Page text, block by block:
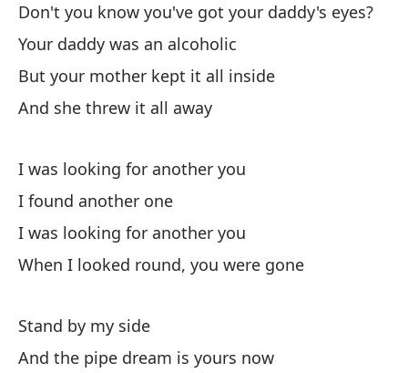
Don't you know you've got your daddy's eyes?
Your daddy was an alcoholic
But your mother kept it all inside
And she threw it all away
I was looking for another you
I found another one
I was looking for another you
When I looked round, you were gone
Stand by my side
And the pipe dream is yours now